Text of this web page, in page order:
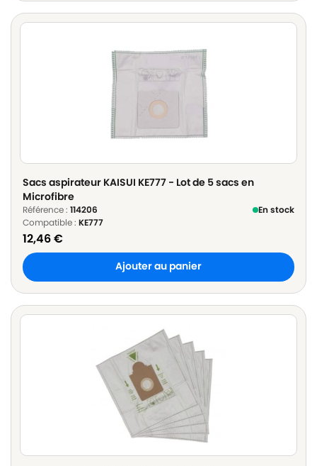
Sacs aspirateur KAISUI KE777 - Lot de 5 sacs en
Microfibre
Référence : 114206
En stock
Compatible : KE777
12,46€
Ajouter au panier